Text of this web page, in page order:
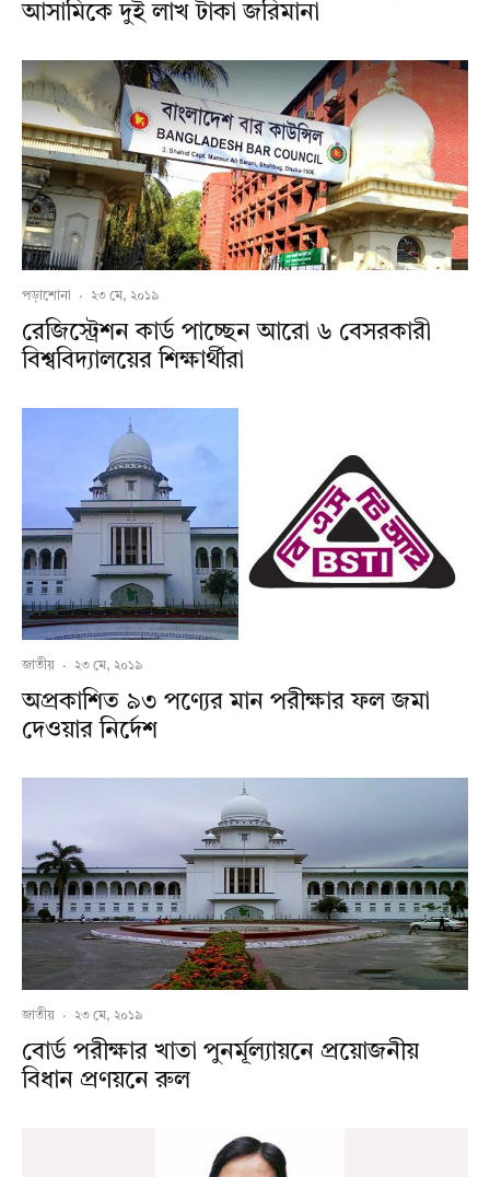
আসামিকে দুই লাখ টাকা জরিমানা
পড়াশোনা · ২৩ মে, ২০১৯
রেজিস্ট্রেশন কার্ড পাচ্ছেন আরো ৬ বেসরকারী
বিশ্ববিদ্যালয়ের শিক্ষার্থীরা
জাতীয় · ২৩ মে, ২০১৯
অপ্রকাশিত ৯৩ পণ্যের মান পরীক্ষার ফল জমা
দেওয়ার নির্দেশ
জাতীয় · ২৩ মে, ২০১৯
বোর্ড পরীক্ষার খাতা পুনর্মূল্যায়নে প্রয়োজনীয়
বিধান প্রণয়নে রুল